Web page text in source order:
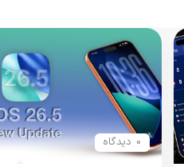
0 دیدگاه